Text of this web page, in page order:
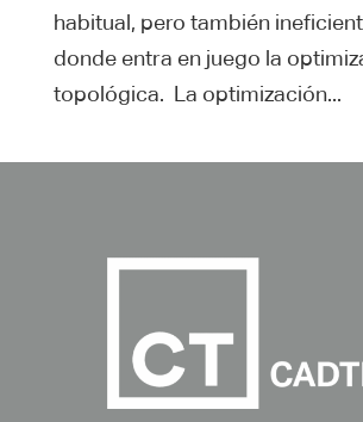
habitual, pero también
donde entra en juego la
topológica. La optimización...